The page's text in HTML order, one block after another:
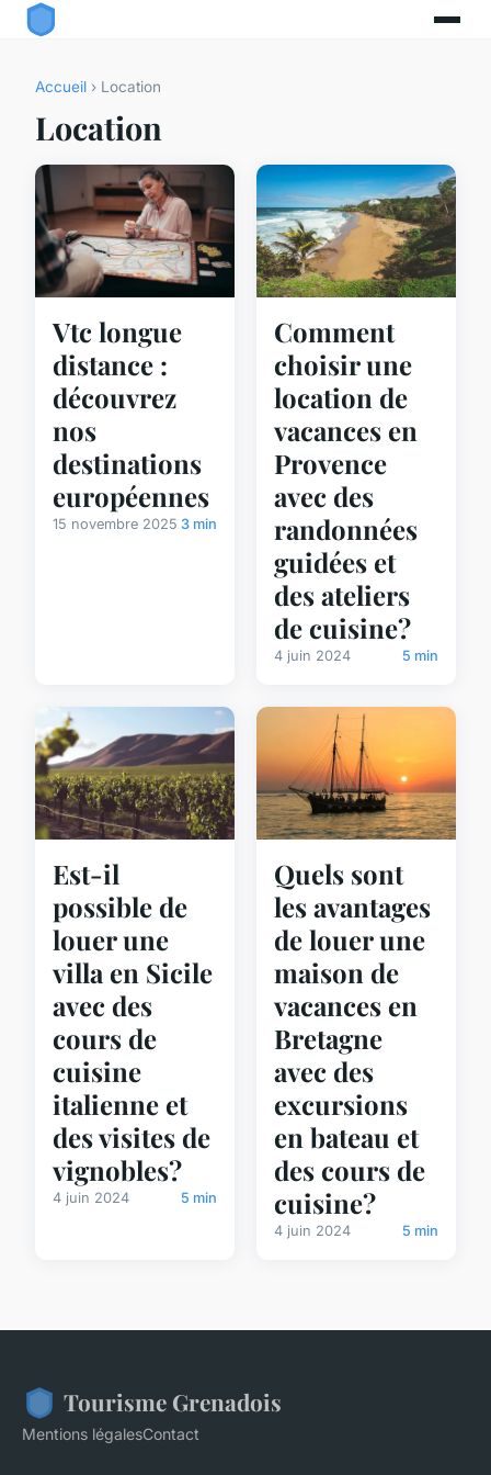
Accueil › Location
Location
Vtc longue
distance :
découvrez
nos
destinations
européennes
15 novembre 2025 3 min
Comment
choisir une
location de
vacances en
Provence
avec des
randonnées
guidées et
des ateliers
de cuisine?
4 juin 2024 5 min
Est-il
possible de
louer une
villa en Sicile
avec des
cours de
cuisine
italienne et
des visites de
vignobles?
4 juin 2024 5 min
Quels sont
les avantages
de louer une
maison de
vacances en
Bretagne
avec des
excursions
en bateau et
des cours de
cuisine?
4 juin 2024 5 min
Tourisme Grenadois
Mentions légalesContact